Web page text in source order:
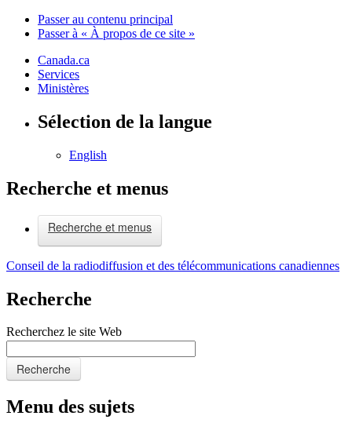
Passer au contenu principal
Passer à « À propos de ce site »
Canada.ca
Services
Ministères
Sélection de la langue
English
Recherche et menus
Recherche et menus
Conseil de la radiodiffusion et des télécommunications canadiennes
Recherche
Recherchez le site Web
Recherche
Menu des sujets